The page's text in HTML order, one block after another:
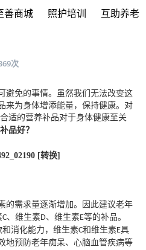
善商城 照护培训 互助养老
次
避免的事情。虽然我们无法改变这
来为身体增添能量，保持健康。对
适的营养补品对于身体健康至关
品好？
的需求量逐渐增加。因此建议老年
C、维生素D、维生素E等的补品。
消化能力，维生素C和维生素E具
地预防老年痴呆、心脑血管疾病等